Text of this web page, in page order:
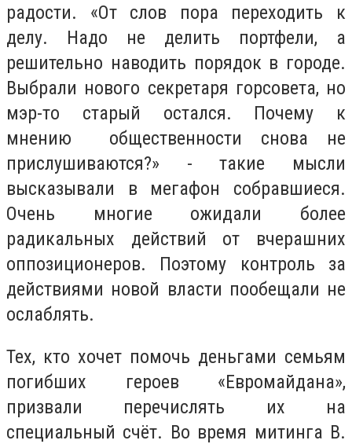
радости. «От слов пора переходить к
делу. Надо не делить портфели, а
решительно наводить порядок в городе.
Выбрали нового секретаря горсовета, но
мэр-то старый остался. Почему к
мнению общественности снова не
прислушиваются?» - такие мысли
высказывали в мегафон собравшиеся.
Очень многие ожидали более
радикальных действий от вчерашних
оппозиционеров. Поэтому контроль за
действиями новой власти пообещали не
ослаблять.
Тех, кто хочет помочь деньгами семьям
погибших героев «Евромайдана»,
призвали перечислять их на
специальный счёт. Во время митинга В.